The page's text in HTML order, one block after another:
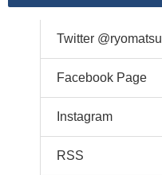
Twitter @ryomatsu
Facebook Page
Instagram
RSS